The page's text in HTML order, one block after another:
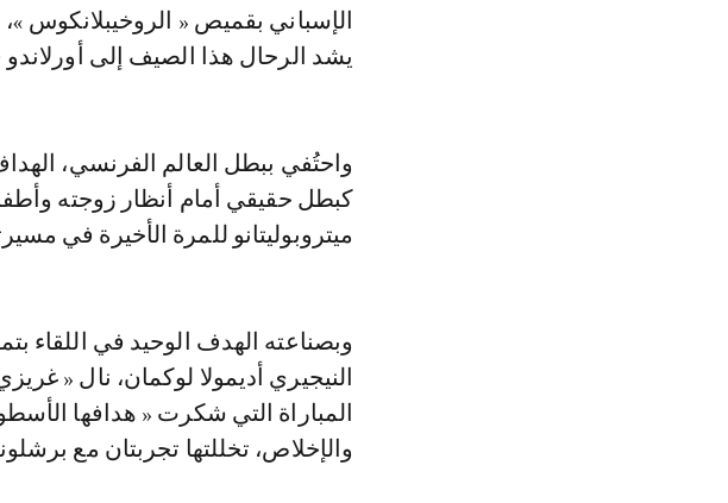
الإسباني بقميص « الروخيبلانكوس »،
يشد الرحال هذا الصيف إلى أورلاندو
كبطل حقيقي أمام أنظار زوجته
ميتروبوليتانو للمرة الأخيرة في
النيجيري أديمولا لوكمان، نال «
المباراة التي شكرت « هدافها
والإخلاص، تخللتها تجربتان مع برشلونة (2019-